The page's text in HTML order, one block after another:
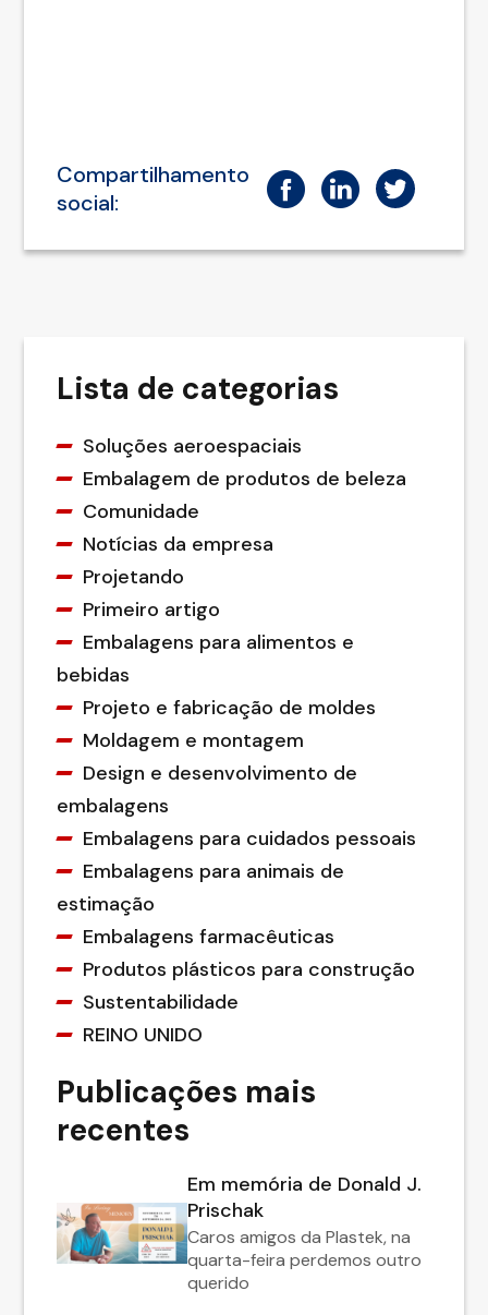
Compartilhamento
social:
Lista de categorias
Soluções aeroespaciais
Embalagem de produtos de beleza
Comunidade
Notícias da empresa
Projetando
Primeiro artigo
Embalagens para alimentos e
bebidas
Projeto e fabricação de moldes
Moldagem e montagem
Design e desenvolvimento de
embalagens
Embalagens para cuidados pessoais
Embalagens para animais de
estimação
Embalagens farmacêuticas
Produtos plásticos para construção
Sustentabilidade
REINO UNIDO
Publicações mais
recentes
Em memória de Donald J.
Prischak
Caros amigos da Plastek, na
quarta-feira perdemos outro
querido